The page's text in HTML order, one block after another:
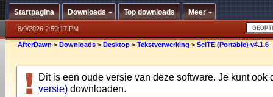
Startpagina Downloads Top downloads Meer
8/9/2026 2:59:17 PM
AfterDawn > Downloads > Desktop > Tekstverwerking > SciTE (Portable) v4.1.6
Dit is een oude versie van deze software. Je kunt ook
versie) downloaden.